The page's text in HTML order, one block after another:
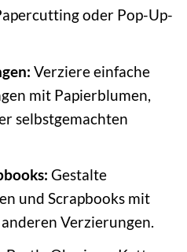
oder Pop-Up-
Verziere einfache
mit Papierblumen,
selbstgemachten
Gestalte
und Scrapbooks mit
Verzierungen.